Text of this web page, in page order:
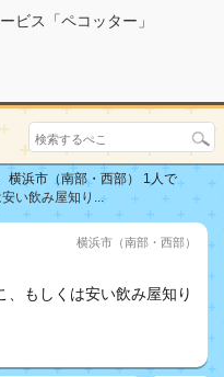
ビス「ペコッター」
横浜市（南部・西部） 1人で
い飲み屋知り...
横浜市（南部・西部）
、もしくは安い飲み屋知り